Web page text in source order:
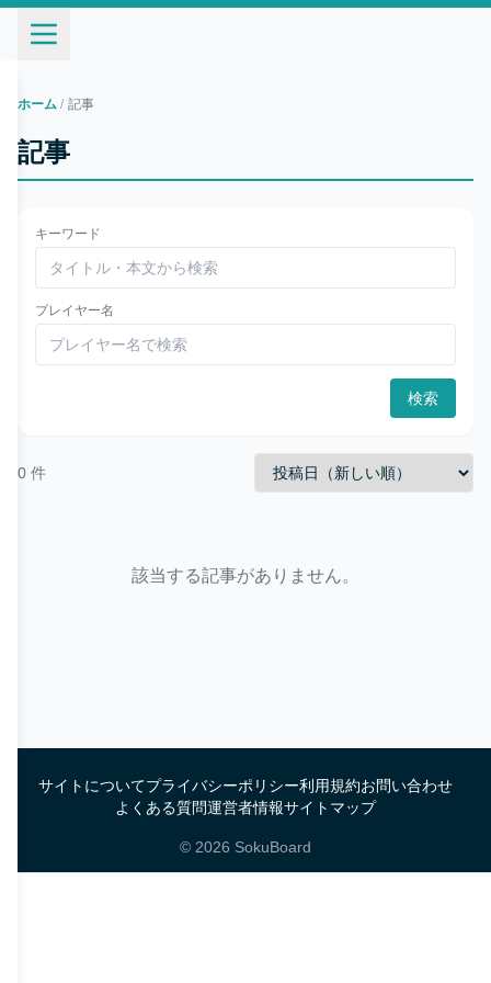
ホーム / 記事
記事
キーワード
プレイヤー名
検索
0 件
該当する記事がありません。
サイトについてプライバシーポリシー利用規約お問い合わせ
よくある質問運営者情報サイトマップ
© 2026 SokuBoard